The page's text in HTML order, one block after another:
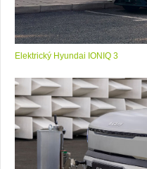
Elektrický Hyundai IONIQ 3